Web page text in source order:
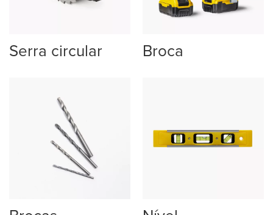
Serra circular Broca